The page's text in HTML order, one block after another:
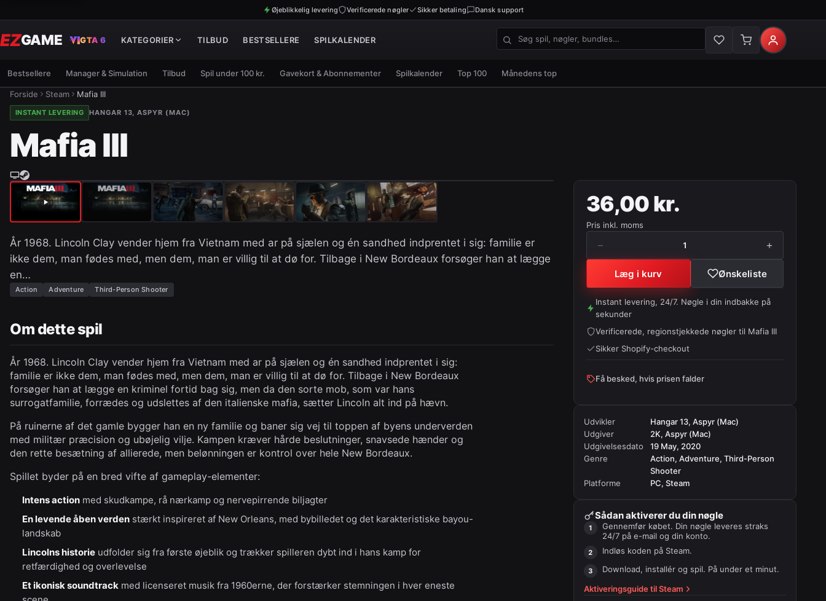
Øjeblikkelig levering Verificerede nøgler Sikker betaling Dansk support
EZGAME GTA 6 KATEGORIER TILBUD BESTSELLERE SPILKALENDER
Søg spil, nøgler og bundles
Bestsellere Manager & Simulation Tilbud Spil under 100 kr. Gavekort & Abonnementer Spilkalender Top 100 Månedens top
Forside Steam Mafia III
INSTANT LEVERING HANGAR 13, ASPYR (MAC)
Mafia III
År 1968. Lincoln Clay vender hjem fra Vietnam med ar på sjælen og én sandhed indprentet i sig: familie er
ikke dem, man fødes med, men dem, man er villig til at dø for. Tilbage i New Bordeaux forsøger han at lægge
en…
Action Adventure Third-Person Shooter
36,00 kr.
Pris inkl. moms
− 1 +
Læg i kurv Ønskeliste
Instant levering, 24/7. Nøgle i din indbakke på
sekunder
Verificerede, regionstjekkede nøgler til Mafia III
Sikker Shopify-checkout
Få besked, hvis prisen falder
Udvikler
Hangar 13, Aspyr (Mac)
Udgiver
2K, Aspyr (Mac)
Udgivelsesdato
19 May, 2020
Genre
Action, Adventure, Third-Person
Shooter
Platforme
PC, Steam
Sådan aktiverer du din nøgle
Gennemfør købet. Din nøgle leveres straks
24/7 på e-mail og din konto.
Indløs koden på Steam.
Download, installér og spil. På under et minut.
Aktiveringsguide tilSteam
Om dette spil
År 1968. Lincoln Clay vender hjem fra Vietnam med ar på sjælen og én sandhed indprentet i sig:
familie er ikke dem, man fødes med, men dem, man er villig til at dø for. Tilbage i New Bordeaux
forsøger han at lægge en kriminel fortid bag sig, men da den sorte mob, som var hans
surrogatfamilie, forrædes og udslettes af den italienske mafia, sætter Lincoln alt ind på hævn.
På ruinerne af det gamle bygger han en ny familie og baner sig vej til toppen af byens underverden
med militær præcision og ubøjelig vilje. Kampen kræver hårde beslutninger, snavsede hænder og
den rette besætning af allierede, men belønningen er kontrol over hele New Bordeaux.
Spillet byder på en bred vifte af gameplay-elementer:
Intens action med skudkampe, rå nærkamp og nervepirrende biljagter
En levende åben verden stærkt inspireret af New Orleans, med bybilledet og det karakteristiske bayou-
landskab
Lincolns historie udfolder sig fra første øjeblik og trækker spilleren dybt ind i hans kamp for
retfærdighed og overlevelse
Et ikonisk soundtrack med licenseret musik fra 1960erne, der forstærker stemningen i hver eneste